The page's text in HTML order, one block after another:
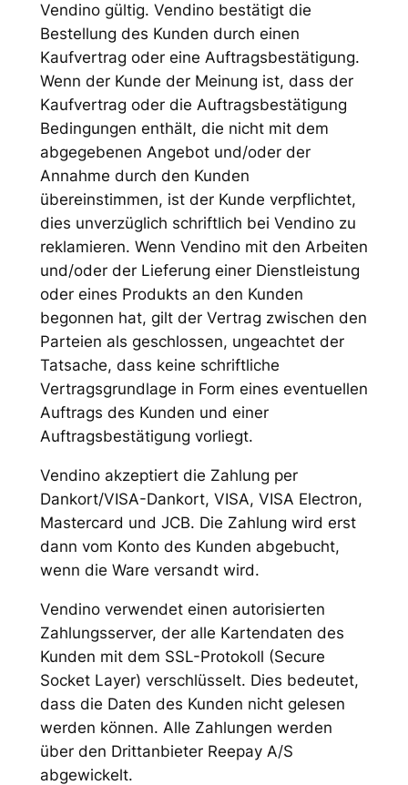
Vendino gültig. Vendino bestätigt die
Bestellung des Kunden durch einen
Kaufvertrag oder eine Auftragsbestätigung.
Wenn der Kunde der Meinung ist, dass der
Kaufvertrag oder die Auftragsbestätigung
Bedingungen enthält, die nicht mit dem
abgegebenen Angebot und/oder der
Annahme durch den Kunden
übereinstimmen, ist der Kunde verpflichtet,
dies unverzüglich schriftlich bei Vendino zu
reklamieren. Wenn Vendino mit den Arbeiten
und/oder der Lieferung einer Dienstleistung
oder eines Produkts an den Kunden
begonnen hat, gilt der Vertrag zwischen den
Parteien als geschlossen, ungeachtet der
Tatsache, dass keine schriftliche
Vertragsgrundlage in Form eines eventuellen
Auftrags des Kunden und einer
Auftragsbestätigung vorliegt.
Vendino akzeptiert die Zahlung per
Dankort/VISA-Dankort, VISA, VISA Electron,
Mastercard und JCB. Die Zahlung wird erst
dann vom Konto des Kunden abgebucht,
wenn die Ware versandt wird.
Vendino verwendet einen autorisierten
Zahlungsserver, der alle Kartendaten des
Kunden mit dem SSL-Protokoll (Secure
Socket Layer) verschlüsselt. Dies bedeutet,
dass die Daten des Kunden nicht gelesen
werden können. Alle Zahlungen werden
über den Drittanbieter Reepay A/S
abgewickelt.